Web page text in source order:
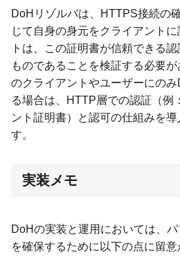
DoHリゾルバは、HTTPS接続の
じて自身の身元をクライアント
トは、この証明書が信頼できる
ものであることを検証する必要
のクライアントやユーザーにの
る場合は、HTTP層での認証（例
ント証明書）と認可の仕組みを
す。
実装メモ
DoHの実装と運用においては、
を確保するために以下の点に留意